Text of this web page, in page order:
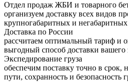
Отдел продаж ЖБИ и товарного
организуем доставку всех видов
крупногабаритных и
Доставка по России
рассчитаем оптимальный тариф и
выгодный способ доставки вашего
Экспедирование груза
обеспечим поставку точно в срок,
пути, сохранность и безопасность